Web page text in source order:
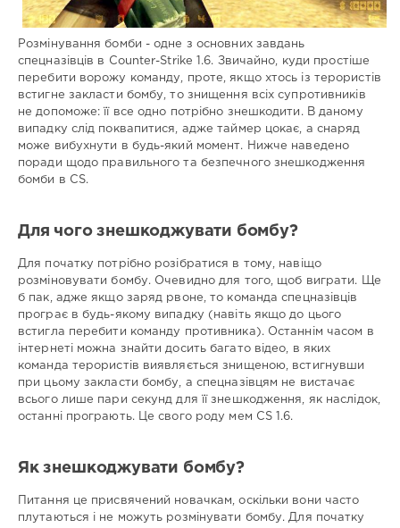
Розмінування бомби - одне з основних завдань
спецназівців в Counter-Strike 1.6. Звичайно, куди простіше
перебити ворожу команду, проте, якщо хтось із терористів
встигне закласти бомбу, то знищення всіх супротивників
не допоможе: її все одно потрібно знешкодити. В даному
випадку слід поквапитися, адже таймер цокає, а снаряд
може вибухнути в будь-який момент. Нижче наведено
поради щодо правильного та безпечного знешкодження
бомби в CS.
Для чого знешкоджувати бомбу?
Для початку потрібно розібратися в тому, навіщо
розміновувати бомбу. Очевидно для того, щоб виграти. Ще
б пак, адже якщо заряд рвоне, то команда спецназівців
програє в будь-якому випадку (навіть якщо до цього
встигла перебити команду противника). Останнім часом в
інтернеті можна знайти досить багато відео, в яких
команда терористів виявляється знищеною, встигнувши
при цьому закласти бомбу, а спецназівцям не вистачає
всього лише пари секунд для її знешкодження, як наслідок,
останні програють. Це свого роду мем CS 1.6.
Як знешкоджувати бомбу?
Питання це присвячений новачкам, оскільки вони часто
плутаються і не можуть розмінувати бомбу. Для початку